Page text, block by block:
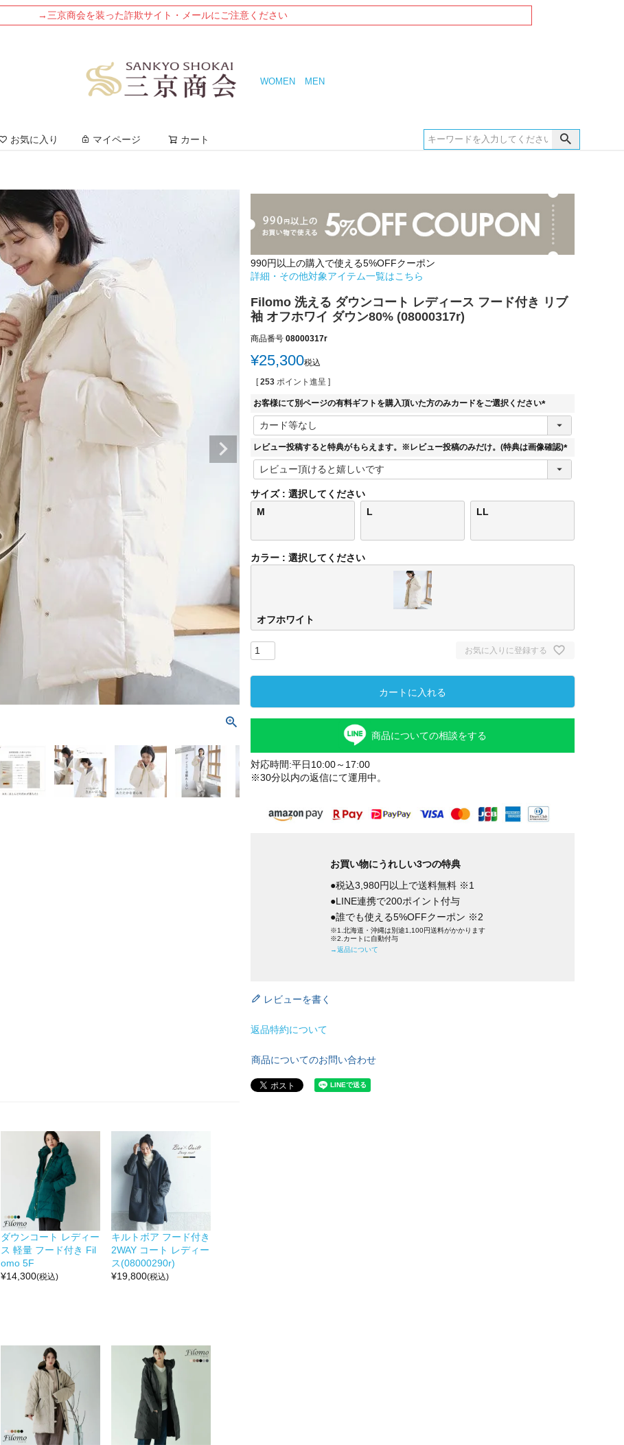
→三京商会を装った詐欺サイト・メールにご注意ください
WOMEN MEN
お気に入り マイページ カート
ダウンコート レディー
ス 軽量 フード付き Fil
omo 5F
¥14,300(税込)
キルトボア フード付き
2WAY コート レディー
ス(08000290r)
¥19,800(税込)
990円以上の購入で使える5%OFFクーポン
詳細・その他対象アイテム一覧はこちら
Filomo 洗える ダウンコート レディース フード付き リブ
袖 オフホワイ ダウン80% (08000317r)
商品番号 08000317r
¥25,300税込
[ 253 ポイント進呈 ]
お客様にて別ページの有料ギフトを購入頂いた方のみカードをご選択ください
(
須
レビュー投稿すると特典がもらえます。※レビュー投稿のみだけ。(特典は画像確認)
(
)
サイズ
選択してください
M
L LL
カラー 選択してください
オフホワイト
お気に入りに登録する
カートに入れる
商品についての相談をする
対応時間:平日10:00～17:00
※30分以内の返信にて運用中。
お買い物にうれしい3つの特典
●税込3,980円以上で送料無料 ※1
●LINE連携で200ポイント付与
●誰でも使える5%OFFクーポン ※2
※1.北海道・沖縄は別途1,100円送料がかかります
※2.カートに自動付与
→返品について
レビューを書く
返品特約について
商品についてのお問い合わせ